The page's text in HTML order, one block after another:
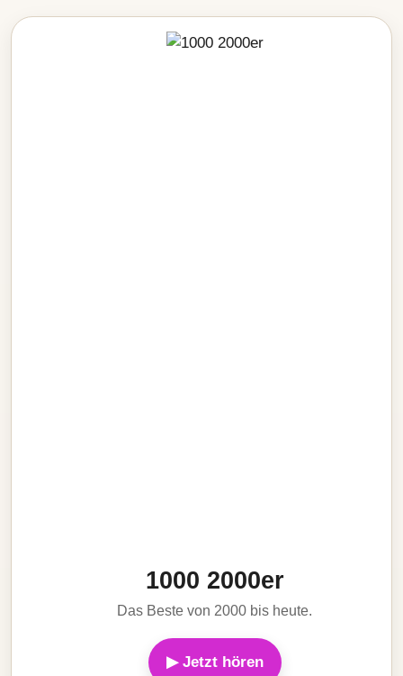
1000 2000er
Das Beste von 2000 bis heute.
▶ Jetzt hören